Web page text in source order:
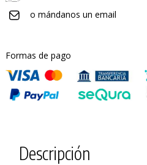
o mándanos un email
Formas de pago
Descripción